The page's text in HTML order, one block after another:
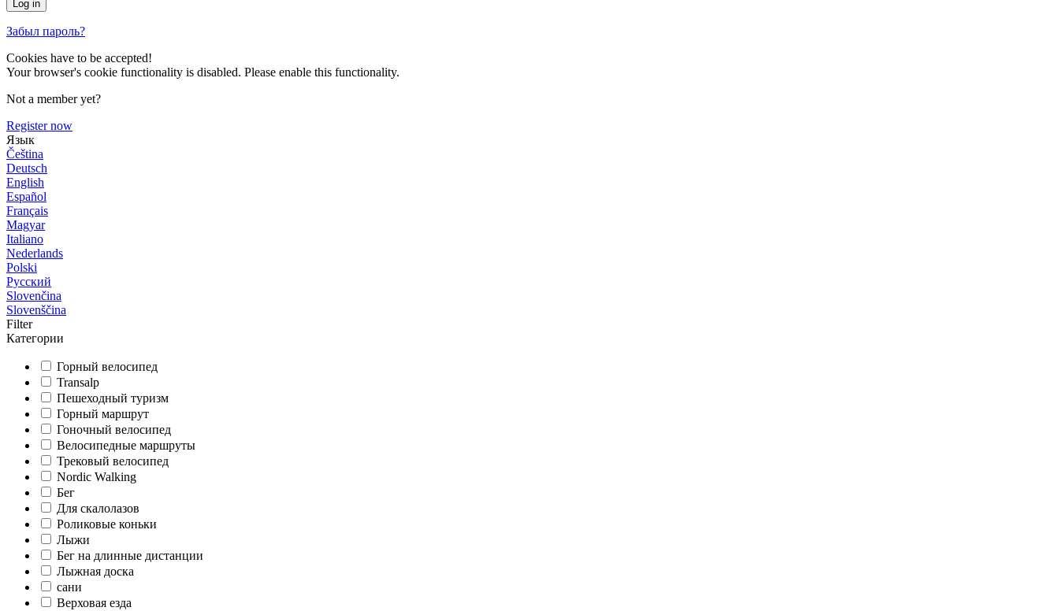
Забыл пароль?
Cookies have to be accepted!
Your browser's cookie functionality is disabled. Please enable this functionality.
Not a member yet?
Register now
Язык
Čeština
Deutsch
English
Español
Français
Magyar
Italiano
Nederlands
Polski
Русский
Slovenčina
Slovenščina
Filter
Категории
Горный велосипед
Transalp
Пешеходный туризм
Горный маршрут
Гоночный велосипед
Велосипедные маршруты
Трековый велосипед
Nordic Walking
Бег
Для скалолазов
Роликовые коньки
Лыжи
Бег на длинные дистанции
Лыжная доска
сани
Верховая езда